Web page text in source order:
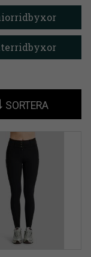
SORTERA